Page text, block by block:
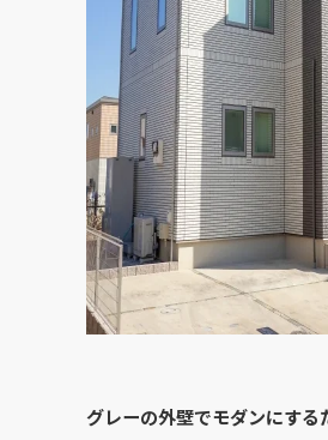
グレーの外壁でモダンにする